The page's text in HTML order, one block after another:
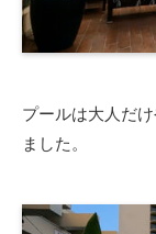
プールは大人だ
ました。